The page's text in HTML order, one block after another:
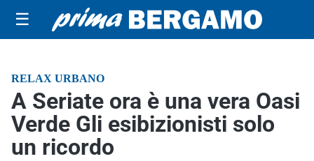
☰
RELAX URBANO
A Seriate ora è una vera Oasi
Verde Gli esibizionisti solo
un ricordo